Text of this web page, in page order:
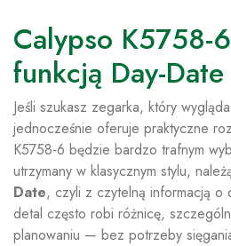
Calypso K5758-
funkcją Day-Date
Jeśli szukasz zegarka, który
jednocześnie oferuje praktyczne
K5758-6 będzie bardzo trafnym
utrzymany w klasycznym stylu,
Date, czyli z czytelną informacją o
detal często robi różnicę,
planowaniu — bez potrzeby